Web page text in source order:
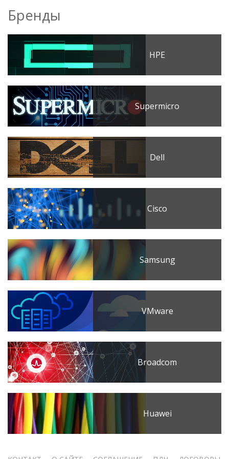
Бренды
HPE
Supermicro
Dell
Cisco
Samsung
VMware
Broadcom
Huawei